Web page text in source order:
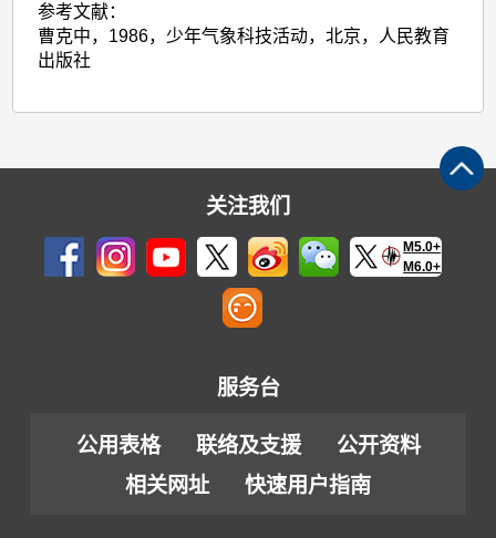
参考文献：
曹克中，1986，少年气象科技活动，北京，人民教育
出版社
关注我们
M5.0+
M6.0+
服务台
公用表格 联络及支援
公开资料
相关网址
快速用户指南